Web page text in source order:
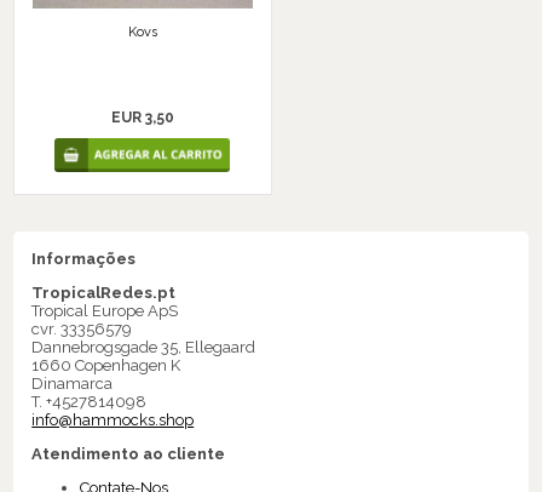
Kovs
EUR 3,50
Informações
TropicalRedes.pt
Tropical Europe ApS
cvr. 33356579
Dannebrogsgade 35, Ellegaard
1660 Copenhagen K
Dinamarca
T. +4527814098
info@hammocks.shop
Atendimento ao cliente
Contate-Nos